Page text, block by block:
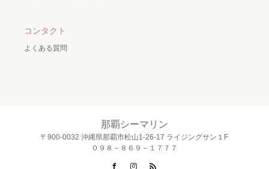
コンタクト
よくある質問
那覇シーマリン
〒900-0032 沖縄県那覇市松山1-26-17 ライジングサン１F
０９８－８６９－１７７７
FacebookInstagram